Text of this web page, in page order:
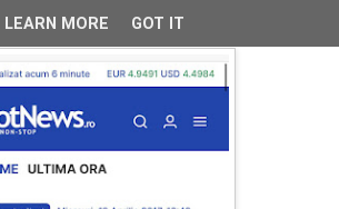
LEARN MORE GOT IT